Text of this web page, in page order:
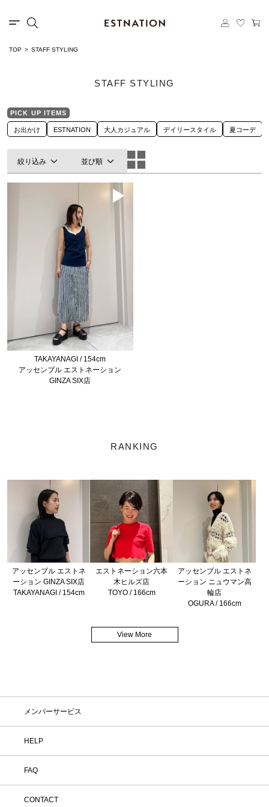
TOP STAFF STYLING
STAFF STYLING
PICK UP ITEMS
お出かけ ESTNATION 大人カジュアル デイリースタイル 夏コーデ
絞り込み 並び順
TAKAYANAGI / 154cm
アッセンブル エストネーション
GINZA SIX店
RANKING
アッセンブル エストネ
ーション GINZA SIX店
TAKAYANAGI / 154cm
エストネーション六本
木ヒルズ店
TOYO / 166cm
アッセンブル エストネ
ーション ニュウマン高
輪店
OGURA / 166cm
View More
メンバーサービス
HELP
FAQ
CONTACT